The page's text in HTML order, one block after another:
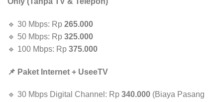
🔹 30 Mbps: Rp 265.000
🔹 50 Mbps: Rp 325.000
🔹 100 Mbps: Rp 375.000
📌 Paket Internet + UseeTV
🔹 30 Mbps Digital Channel: Rp 340.000 (Biaya Pasang